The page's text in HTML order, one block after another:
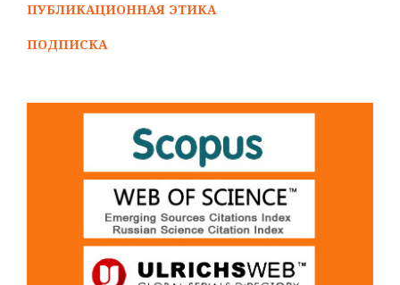
ПУБЛИКАЦИОННАЯ ЭТИКА
ПОДПИСКА